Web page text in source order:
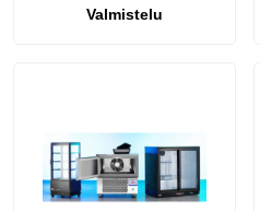
Valmistelu